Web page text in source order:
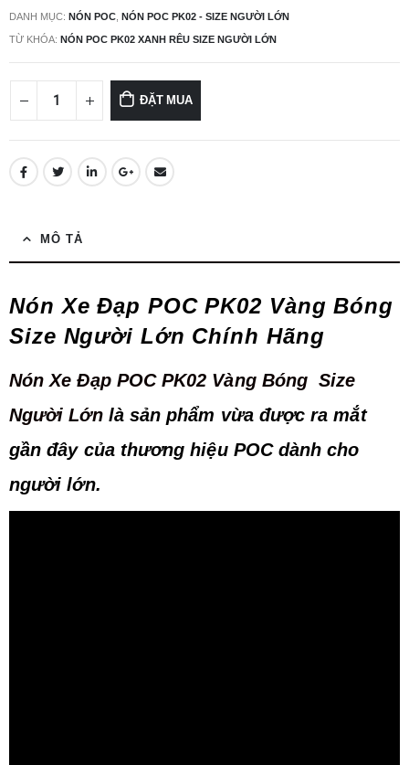
DANH MỤC: NÓN POC NÓN POC PK02 - SIZE NGƯỜI LỚN
TỪ KHÓA: NÓN POC PK02 XANH RÊU SIZE NGƯỜI LỚN
ĐẶT MUA
MÔ TẢ
Nón Xe Đạp POC PK02 Vàng Bóng
Size Người Lớn Chính Hãng
Nón Xe Đạp POC PK02 Vàng Bóng Size
Người Lớn là sản phẩm vừa được ra mắt
gần đây của thương hiệu POC dành cho
người lớn.